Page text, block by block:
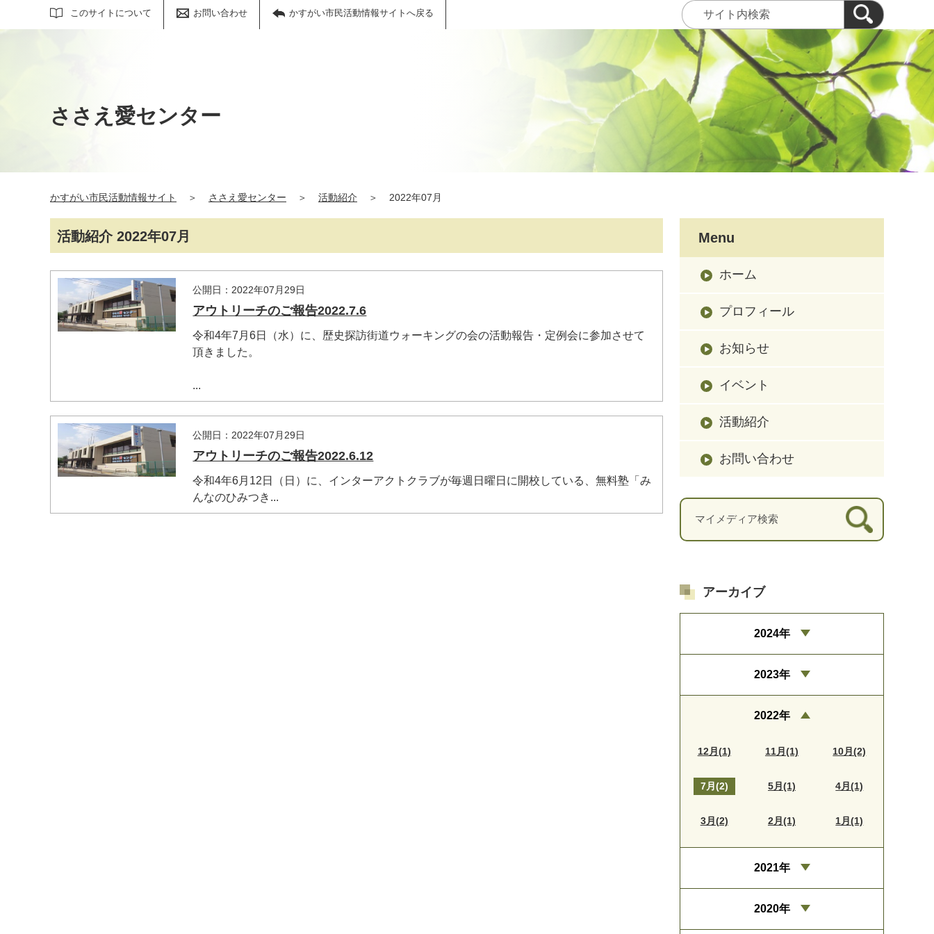
このサイトについて お問い合わせ かすがい市民活動情報サイトへ戻る
サイト内検索
ささえ愛センター
かすがい市民活動情報サイト ＞ ささえ愛センター ＞ 活動紹介 ＞ 2022年07月
活動紹介 2022年07月
公開日：2022年07月29日
アウトリーチのご報告2022.7.6
令和4年7月6日（水）に、歴史探訪街道ウォーキングの会の活動報告・定例会に参加させて
頂きました。
...
公開日：2022年07月29日
アウトリーチのご報告2022.6.12
令和4年6月12日（日）に、インターアクトクラブが毎週日曜日に開校している、無料塾「み
んなのひみつき...
Menu
ホーム
プロフィール
お知らせ
イベント
活動紹介
お問い合わせ
アーカイブ
2024年
2023年
2022年
12月(1) 11月(1) 10月(2)
7月(2) 5月(1) 4月(1)
3月(2) 2月(1) 1月(1)
2021年
2020年